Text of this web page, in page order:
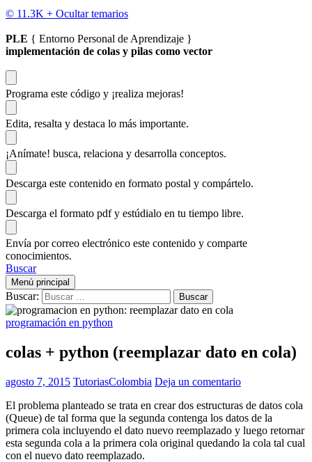
© 11.3K + Ocultar temarios
PLE { Entorno Personal de Aprendizaje }
implementación de colas y pilas como vector
Programa este código y ¡realiza mejoras!
Edita, resalta y destaca lo más importante.
¡Anímate! busca, relaciona y desarrolla conceptos.
Descarga este contenido en formato postal y compártelo.
Descarga el formato pdf y estúdialo en tu tiempo libre.
Envía por correo electrónico este contenido y comparte
conocimientos.
Buscar
Menú principal
Buscar:
programación en python
colas + python (reemplazar dato en cola)
agosto 7, 2015 TutoriasColombia Deja un comentario
El problema planteado se trata en crear dos estructuras de datos cola
(Queue) de tal forma que la segunda contenga los datos de la
primera cola incluyendo el dato nuevo reemplazado y luego retornar
esta segunda cola a la primera cola original quedando la cola tal cual
con el nuevo dato reemplazado.